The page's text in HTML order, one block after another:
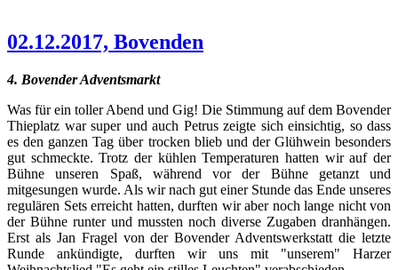
02.12.2017, Bovenden
4. Bovender Adventsmarkt
Was für ein toller Abend und Gig! Die Stimmung auf dem Bovender
Thieplatz war super und auch Petrus zeigte sich einsichtig, so dass
es den ganzen Tag über trocken blieb und der Glühwein besonders
gut schmeckte. Trotz der kühlen Temperaturen hatten wir auf der
Bühne unseren Spaß, während vor der Bühne getanzt und
mitgesungen wurde. Als wir nach gut einer Stunde das Ende unseres
regulären Sets erreicht hatten, durften wir aber noch lange nicht von
der Bühne runter und mussten noch diverse Zugaben dranhängen.
Erst als Jan Fragel von der Bovender Adventswerkstatt die letzte
Runde ankündigte, durften wir uns mit "unserem" Harzer